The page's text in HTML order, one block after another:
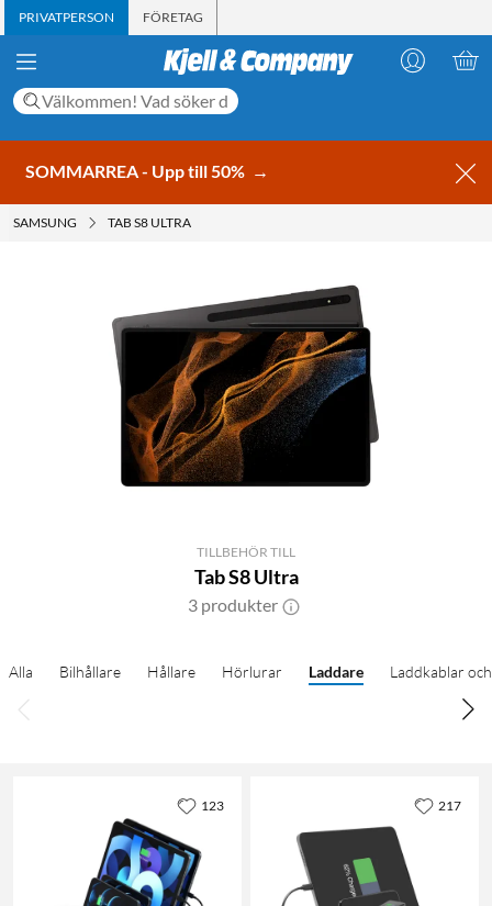
PRIVATPERSON FÖRETAG
SOMMARREA - Upp till 50% →
SAMSUNG TAB S8 ULTRA
TILLBEHÖR TILL
Tab S8 Ultra
3 produkter
Alla Bilhållare Hållare Hörlurar Laddare Laddkablar
123 217